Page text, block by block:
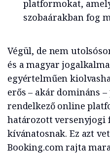
platformokat,
szobaárakban fog
Végül, de nem
és a magyar
egyértelműen
erős – akár domináns
rendelkező online
határozott versenyjogi
kívánatosnak. Ez azt
Booking.com rajta